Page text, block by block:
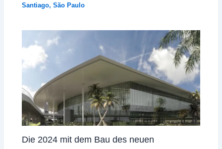
Santiago,São Paulo
Die 2024 mit dem Bau des neuen